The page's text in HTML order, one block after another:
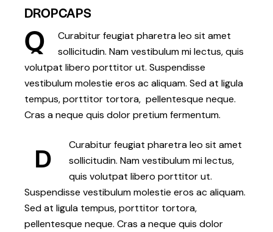
DROPCAPS
Q
Curabitur feugiat pharetra leo sit amet
sollicitudin. Nam vestibulum mi lectus, quis
volutpat libero porttitor ut. Suspendisse
vestibulum molestie eros ac aliquam. Sed at ligula
tempus, porttitor tortora, pellentesque neque.
Cras a neque quis dolor pretium fermentum.
D
Curabitur feugiat pharetra leo sit amet
sollicitudin. Nam vestibulum mi lectus,
quis volutpat libero porttitor ut.
Suspendisse vestibulum molestie eros ac aliquam.
Sed at ligula tempus, porttitor tortora,
pellentesque neque. Cras a neque quis dolor